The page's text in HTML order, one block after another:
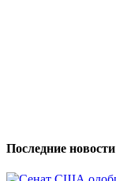
Последние новости